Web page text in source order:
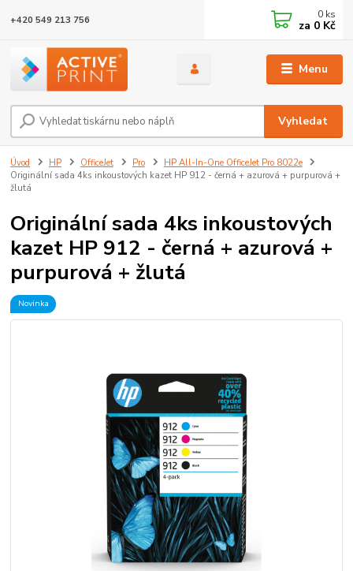
Menu
Vyhledat
+420 549 213 756 0 ks
za 0 Kč
Úvod HP OfficeJet Pro
HP All-In-One OfficeJet Pro 8022e
Originální sada 4ks inkoustových kazet HP 912 - černá + azurová + purpurová +
žlutá
Originální sada 4ks inkoustových
kazet HP 912 - černá + azurová +
purpurová + žlutá
Novinka